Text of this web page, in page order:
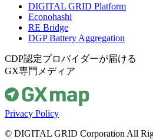
DIGITAL GRID Platform
Econohashi
RE Bridge
DGP Battery Aggregation
CDP認定プロバイダーが届ける
GX専門メディア
Privacy Policy
© DIGITAL GRID Corporation All